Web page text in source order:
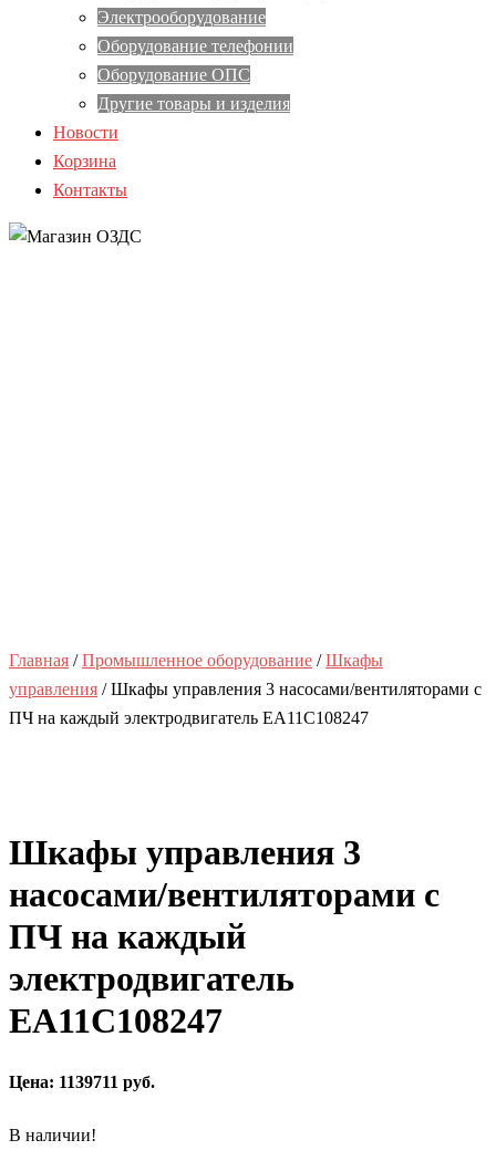
Электрооборудование
Оборудование телефонии
Оборудование ОПС
Другие товары и изделия
Новости
Корзина
Контакты
Главная /Промышленное оборудование /Шкафы
управления / Шкафы управления 3 насосами/вентиляторами с
ПЧ на каждый электродвигатель EA11C108247
Шкафы управления 3
насосами/вентиляторами с
ПЧ на каждый
электродвигатель
EA11C108247
Цена: 1139711 руб.
В наличии!